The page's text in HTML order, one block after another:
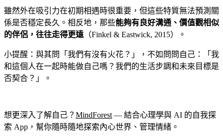
雖然外在吸引力在初期相遇時很重要，但這些特質無法預測關
係是否穩定長久。相反地，那些能夠有良好溝通、價值觀相似
的伴侶，往往走得更遠 （Finkel & Eastwick, 2015）。
小提醒：與其問「我們有沒有火花？」，不如問問自己：「我
和這個人在一起時能做自己嗎？我們的生活步調和未來目標是
否契合？」。
想更深入了解自己？ MindForest — 結合心理學與 AI 的自我探
索 App，幫你隨時隨地探索內心世界、管理情緒。